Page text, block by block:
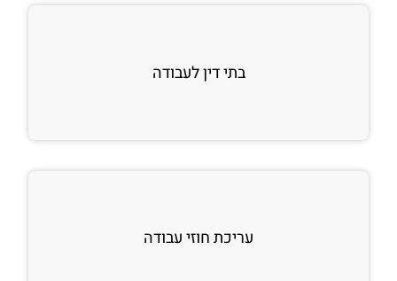
בתי דין לעבודה
עריכת חוזי עבודה